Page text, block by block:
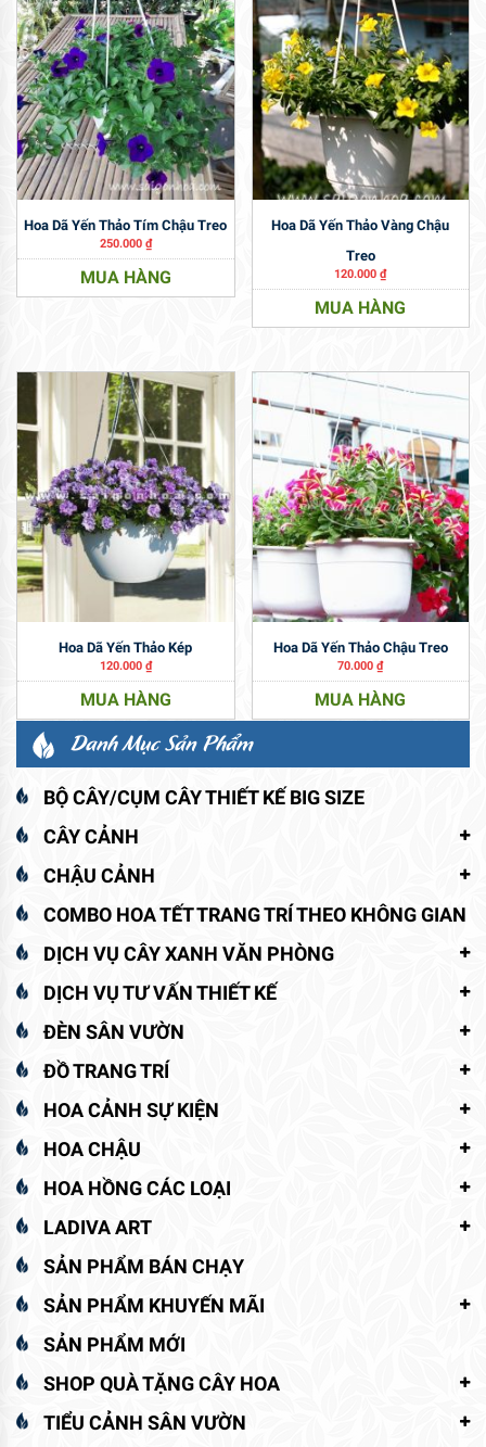
Hoa Dã Yến Thảo Tím Chậu Treo
250.000 ₫
MUA HÀNG
Hoa Dã Yến Thảo Vàng Chậu
Treo
120.000₫
MUA HÀNG
Hoa Dã Yến Thảo Kép
120.000 ₫
MUA HÀNG
Hoa Dã Yến Thảo Chậu Treo
70.000₫
MUA HÀNG
Danh Mục Sản Phẩm
BỘ CÂY/CỤM CÂY THIẾT KẾ BIG SIZE
CÂY CẢNH
CHẬU CẢNH
COMBO HOA TẾT TRANG TRÍ THEO KHÔNG GIAN
DỊCH VỤ CÂY XANH VĂN PHÒNG
DỊCH VỤ TƯ VẤN THIẾT KẾ
ĐÈN SÂN VƯỜN
ĐỒ TRANG TRÍ
HOA CẢNH SỰ KIỆN
HOA CHẬU
HOA HỒNG CÁC LOẠI
LADIVA ART
SẢN PHẨM BÁN CHẠY
SẢN PHẨM KHUYẾN MÃI
SẢN PHẨM MỚI
SHOP QUÀ TẶNG CÂY HOA
TIỂU CẢNH SÂN VƯỜN